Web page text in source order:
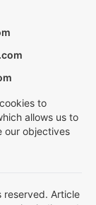
to
allows us to
our objectives
Article